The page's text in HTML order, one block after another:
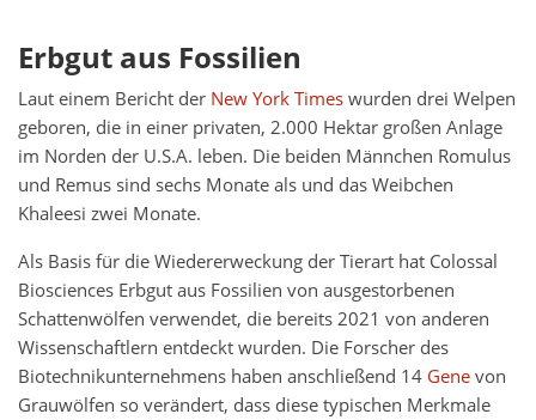
Erbgut aus Fossilien
Laut einem Bericht der New York Timeswurden drei Welpen
geboren, die in einer privaten, 2.000 Hektar großen Anlage
im Norden der U.S.A. leben. Die beiden Männchen Romulus
und Remus sind sechs Monate als und das Weibchen
Khaleesi zwei Monate.
Als Basis für die Wiedererweckung der Tierart hat Colossal
Biosciences Erbgut aus Fossilien von ausgestorbenen
Schattenwölfen verwendet, die bereits 2021 von anderen
Wissenschaftlern entdeckt wurden. Die Forscher des
Biotechnikunternehmens haben anschließend 14 Genevon
Grauwölfen so verändert, dass diese typischen Merkmale